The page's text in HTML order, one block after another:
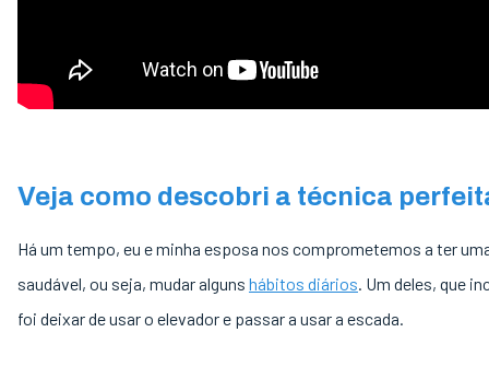
Veja como descobri a técnica
Há um tempo, eu e minha esposa nos comprometemos a ter
saudável, ou seja, mudar alguns hábitos diários. Um deles, que
foi deixar de usar o elevador e passar a usar a escada.